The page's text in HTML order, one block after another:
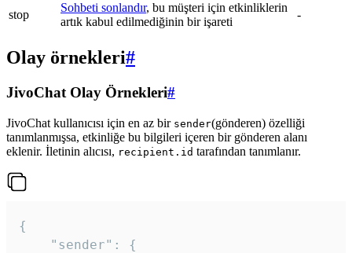
stop
Sohbeti sonlandır, bu müşteri için etkinliklerin
artık kabul edilmediğinin bir işareti
-
Olay örnekleri#
JivoChat Olay Örnekleri#
JivoChat kullanıcısı için en az bir sender(gönderen) özelliği
tanımlanmışsa, etkinliğe bu bilgileri içeren bir gönderen alanı
eklenir. İletinin alıcısı, recipient.id tarafından tanımlanır.
{